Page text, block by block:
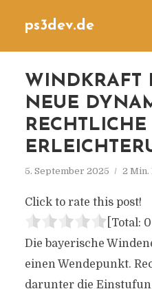
ps3dev.de
WINDKRAFT
NEUE
RECHTLICHE
5. September 2025 2 Min.
Click to rate this post!
[Total: 0
Die bayerische
einen Wendepunkt.
darunter die